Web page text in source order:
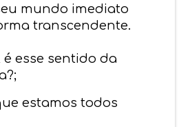
mundo imediato
transcendente.
é esse sentido da
estamos todos